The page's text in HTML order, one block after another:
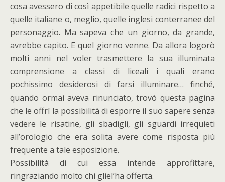
cosa avessero di così appetibile quelle radici rispetto a
quelle italiane o, meglio, quelle inglesi conterranee del
personaggio. Ma sapeva che un giorno, da grande,
avrebbe capito. E quel giorno venne. Da allora logorò
molti anni nel voler trasmettere la sua illuminata
comprensione a classi di liceali i quali erano
pochissimo desiderosi di farsi illuminare… finché,
quando ormai aveva rinunciato, trovò questa pagina
che le offrì la possibilità di esporre il suo sapere senza
vedere le risatine, gli sbadigli, gli sguardi irrequieti
all’orologio che era solita avere come risposta più
frequente a tale esposizione.
Possibilità di cui essa intende approfittare,
ringraziando molto chi gliel’ha offerta.